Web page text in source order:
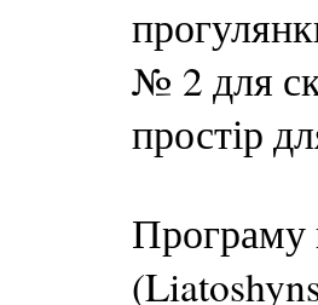
№ 2 для
простір
Програму